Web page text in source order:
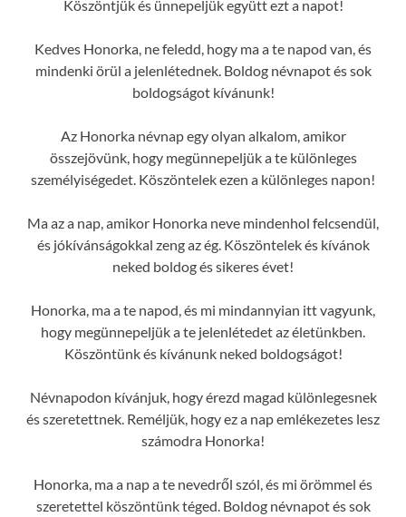
Köszöntjük és ünnepeljük együtt ezt a napot!
Kedves Honorka, ne feledd, hogy ma a te napod van, és
mindenki örül a jelenlétednek. Boldog névnapot és sok
boldogságot kívánunk!
Az Honorka névnap egy olyan alkalom, amikor
összejövünk, hogy megünnepeljük a te különleges
személyiségedet. Köszöntelek ezen a különleges napon!
Ma az a nap, amikor Honorka neve mindenhol felcsendül,
és jókívánságokkal zeng az ég. Köszöntelek és kívánok
neked boldog és sikeres évet!
Honorka, ma a te napod, és mi mindannyian itt vagyunk,
hogy megünnepeljük a te jelenlétedet az életünkben.
Köszöntünk és kívánunk neked boldogságot!
Névnapodon kívánjuk, hogy érezd magad különlegesnek
és szeretettnek. Reméljük, hogy ez a nap emlékezetes lesz
számodra Honorka!
Honorka, ma a nap a te nevedről szól, és mi örömmel és
szeretettel köszöntünk téged. Boldog névnapot és sok